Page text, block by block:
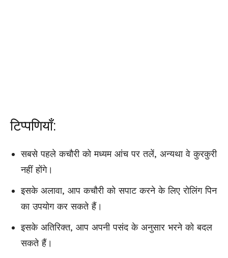
टिप्पणियाँ:
सबसे पहले कचौरी को मध्यम आंच पर तलें, अन्यथा वे कुरकुरी
नहीं होंगे।
इसके अलावा, आप कचौरी को सपाट करने के लिए रोलिंग पिन
का उपयोग कर सकते हैं।
इसके अतिरिक्त, आप अपनी पसंद के अनुसार भरने को बदल
सकते हैं।